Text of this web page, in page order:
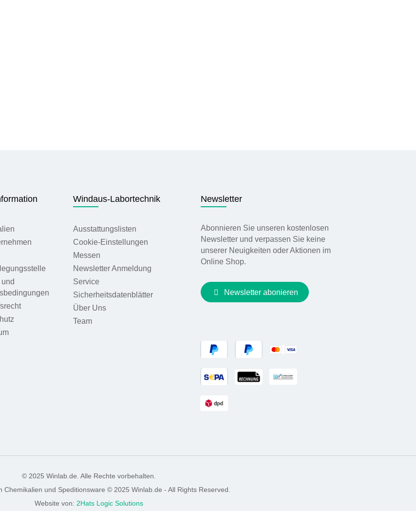
Windaus-Labortechnik
Ausstattungslisten
Cookie-Einstellungen
Messen
Newsletter Anmeldung
Service
Sicherheitsdatenblätter
Über Uns
Team
Newsletter
Abonnieren Sie unseren kostenlosen
Newsletter und verpassen Sie keine
unserer Neuigkeiten oder Aktionen im
Online Shop.
Newsletter abonieren
© 2025 Winlab.de. Alle Rechte vorbehalten.
Chemikalien und Speditionsware © 2025 Winlab.de - All Rights Reserved.
Website von: 2Hats Logic Solutions